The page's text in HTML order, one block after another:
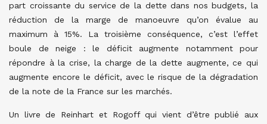
part croissante du service de la dette dans nos budgets, la
réduction de la marge de manoeuvre qu’on évalue au
maximum à 15%. La troisième conséquence, c’est l’effet
boule de neige : le déficit augmente notamment pour
répondre à la crise, la charge de la dette augmente, ce qui
augmente encore le déficit, avec le risque de la dégradation
de la note de la France sur les marchés.
Un livre de Reinhart et Rogoff qui vient d’être publié aux